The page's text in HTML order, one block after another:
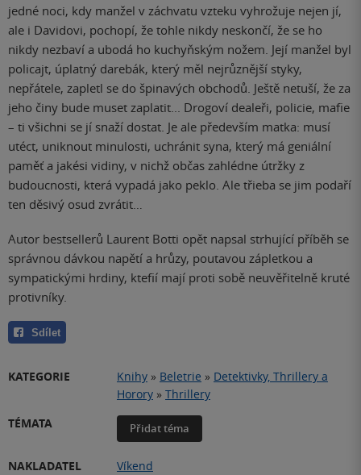
jedné noci, kdy manžel v záchvatu vzteku vyhrožuje nejen jí,
ale i Davidovi, pochopí, že tohle nikdy neskončí, že se ho
nikdy nezbaví a ubodá ho kuchyňským nožem. Její manžel byl
policajt, úplatný darebák, který měl nejrůznější styky,
nepřátele, zapletl se do špinavých obchodů. Ještě netuší, že za
jeho činy bude muset zaplatit... Drogoví dealeři, policie, mafie
– ti všichni se jí snaží dostat. Je ale především matka: musí
utéct, uniknout minulosti, uchránit syna, který má geniální
paměť a jakési vidiny, v nichž občas zahlédne útržky z
budoucnosti, která vypadá jako peklo. Ale třieba se jim podaří
ten děsivý osud zvrátit…
Autor bestsellerů Laurent Botti opět napsal strhující příběh se
správnou dávkou napětí a hrůzy, poutavou zápletkou a
sympatickými hrdiny, ktefií mají proti sobě neuvěřitelně kruté
protivníky.
Sdílet
KATEGORIE Knihy » Beletrie » Detektivky, Thrillery a
Horory » Thrillery
TÉMATA
Přidat téma
NAKLADATEL
Víkend